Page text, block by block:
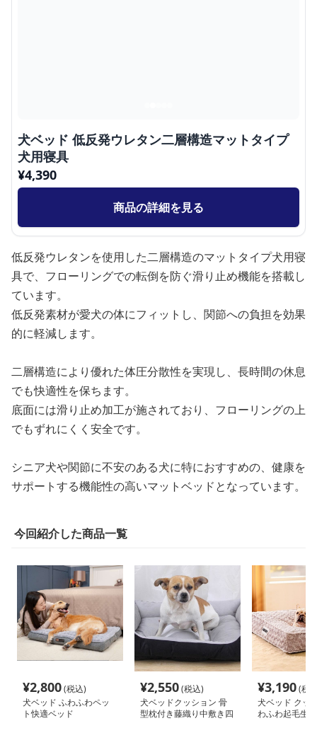
犬ベッド 低反発ウレタン二層構造マットタイプ
犬用寝具
¥4,390
商品の詳細を見る
低反発ウレタンを使用した二層構造のマットタイプ犬用寝
具で、フローリングでの転倒を防ぐ滑り止め機能を搭載し
ています。
低反発素材が愛犬の体にフィットし、関節への負担を効果
的に軽減します。
二層構造により優れた体圧分散性を実現し、長時間の休息
でも快適性を保ちます。
底面には滑り止め加工が施されており、フローリングの上
でもずれにくく安全です。
シニア犬や関節に不安のある犬に特におすすめの、健康を
サポートする機能性の高いマットベッドとなっています。
今回紹介した商品一覧
¥2,800(税込)
犬ベッド ふわふわペッ
ト快適ベッド
¥2,550(税込)
犬ベッドクッション 骨
型枕付き藤織り中敷き四
¥3,190(税
犬ベッド クッ
わふわ起毛生